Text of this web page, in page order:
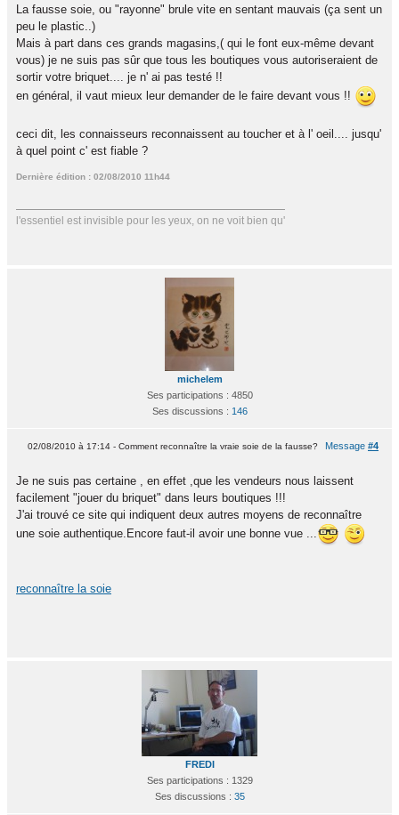
La fausse soie, ou "rayonne" brule vite en sentant mauvais (ça sent un
peu le plastic..)
Mais à part dans ces grands magasins,( qui le font eux-même devant
vous) je ne suis pas sûr que tous les boutiques vous autoriseraient de
sortir votre briquet.... je n' ai pas testé !!
en général, il vaut mieux leur demander de le faire devant vous !!
ceci dit, les connaisseurs reconnaissent au toucher et à l' oeil.... jusqu'
à quel point c' est fiable ?
Dernière édition : 02/08/2010 11h44
l'essentiel est invisible pour les yeux, on ne voit bien qu'
michelem
Ses participations : 4850
Ses discussions : 146
Message #4
02/08/2010 à 17:14 - Comment reconnaître la vraie soie de la fausse?
Je ne suis pas certaine , en effet ,que les vendeurs nous laissent
facilement "jouer du briquet" dans leurs boutiques !!!
J'ai trouvé ce site qui indiquent deux autres moyens de reconnaître
une soie authentique.Encore faut-il avoir une bonne vue ...
reconnaître la soie
FREDI
Ses participations : 1329
Ses discussions : 35